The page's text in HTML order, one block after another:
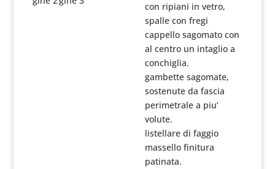
con ripiani in vetro,
spalle con fregi
cappello sagomato con
al centro un intaglio a
conchiglia.
gambette sagomate,
sostenute da fascia
perimetrale a piu’
volute.
listellare di faggio
massello finitura
patinata.